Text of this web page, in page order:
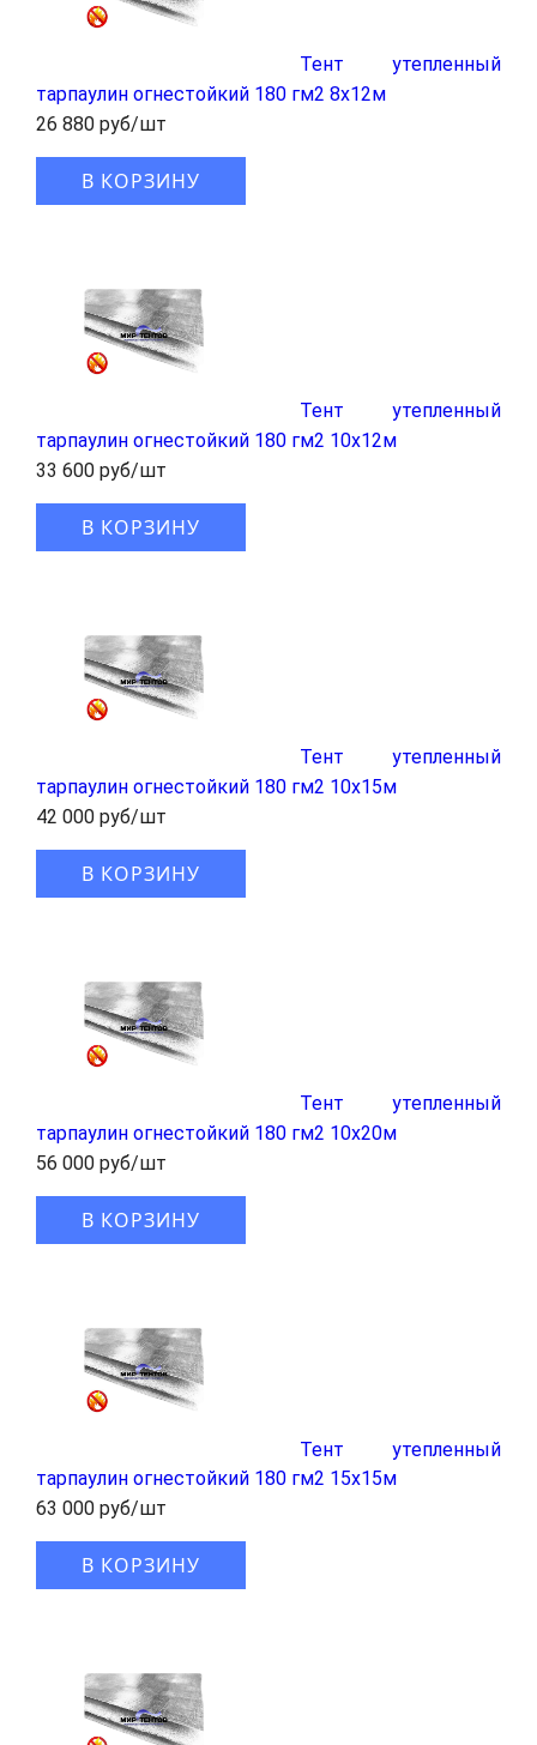
Тент утепленный
тарпаулин огнестойкий 180 гм2 8x12м
26 880 руб/шт
В КОРЗИНУ
Тент утепленный
тарпаулин огнестойкий 180 гм2 10x12м
33 600 руб/шт
В КОРЗИНУ
Тент утепленный
тарпаулин огнестойкий 180 гм2 10x15м
42 000 руб/шт
В КОРЗИНУ
Тент утепленный
тарпаулин огнестойкий 180 гм2 10x20м
56 000 руб/шт
В КОРЗИНУ
Тент утепленный
тарпаулин огнестойкий 180 гм2 15x15м
63 000 руб/шт
В КОРЗИНУ